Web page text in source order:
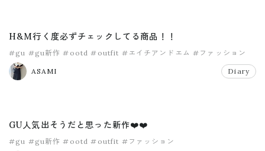
H&M行く度必ずチェックしてる商品！！
#gu #gu新作 #ootd #outfit #エイチアンドエム #ファッション
ASAMI Diary
GU人気出そうだと思った新作❤️❤️
#gu #gu新作 #ootd #outfit #ファッション